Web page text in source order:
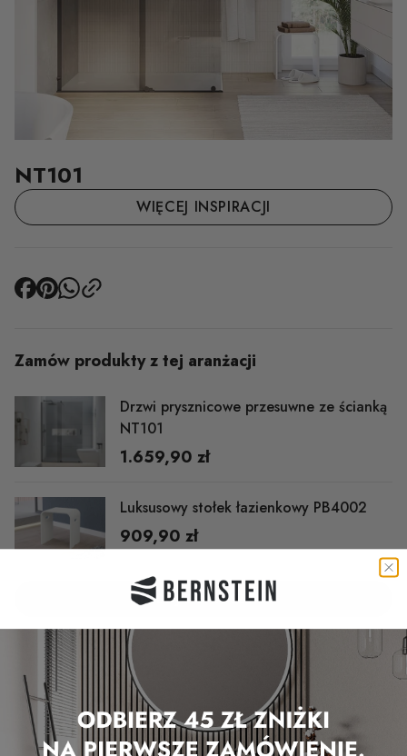
NT101
WIĘCEJ INSPIRACJI
Zamów produkty z tej aranżacji
Drzwi prysznicowe przesuwne ze ścianką
NT101
1.659,90 zł
Luksusowy stołek łazienkowy PB4002
909,90 zł
DODAJ DO KOSZYKA
Zainspiruj innychi zyskaj zniżki!